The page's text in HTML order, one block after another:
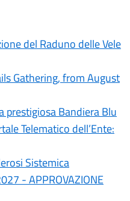
del Raduno delle Vele
Gathering, from August
prestigiosa Bandiera Blu
Telematico dell’Ente:
Sistemica
- APPROVAZIONE